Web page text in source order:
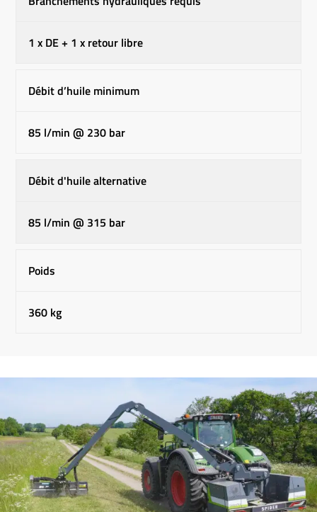
1 x DE + 1 x retour libre
Débit d’huile minimum
85 l/min @ 230 bar
Débit d'huile alternative
85 l/min @ 315 bar
Poids
360 kg